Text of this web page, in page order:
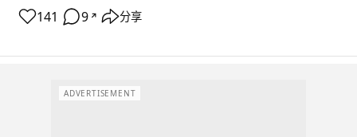
141 9 ↗ 分享
ADVERTISEMENT